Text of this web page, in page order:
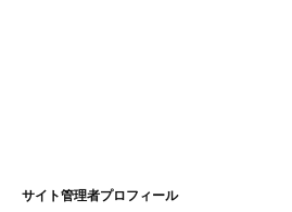
サイト管理者プロフィール